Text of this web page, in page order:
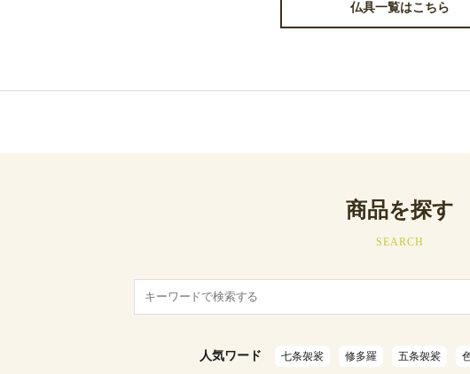
仏具一覧はこちら
商品を探す
SEARCH
人気ワード 七条袈裟 修多羅 五条袈裟